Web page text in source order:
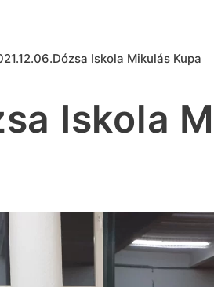
Iskola Mikulás Kupa
Iskola